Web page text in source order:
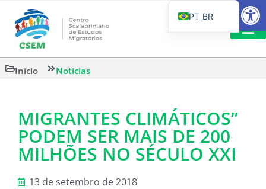
Início Notícias
MIGRANTES CLIMÁTICOS”
PODEM SER MAIS DE 200
MILHÕES NO SÉCULO XXI
13 de setembro de 2018
PT_BR
IT